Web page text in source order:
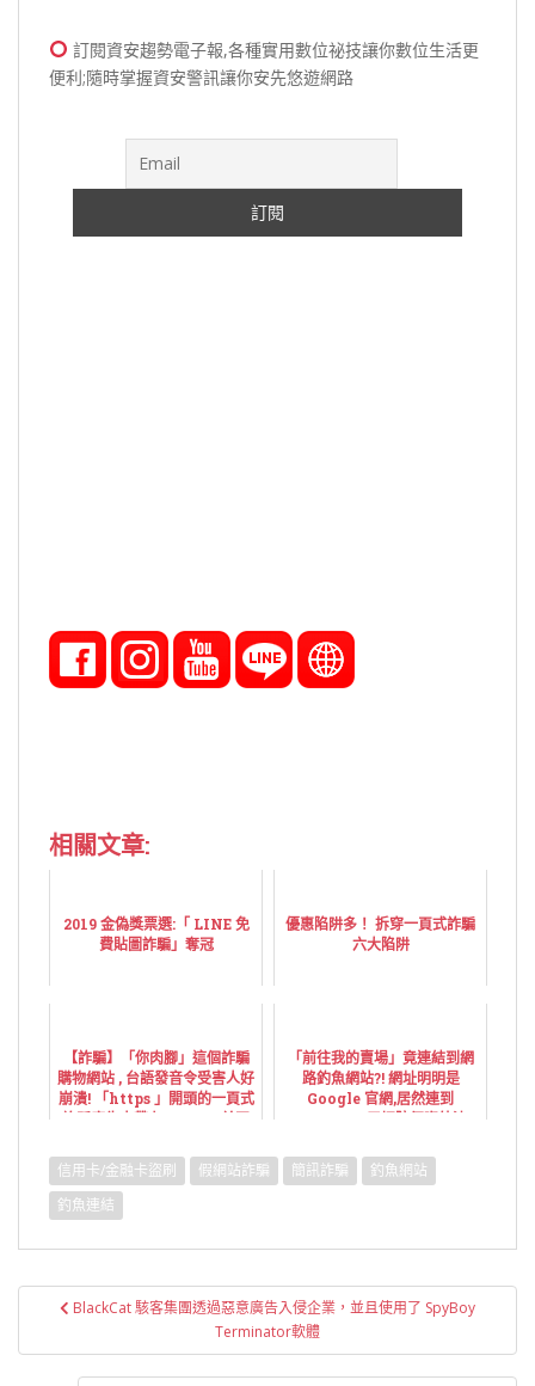
訂閱資安趨勢電子報,各種實用數位祕技讓你數位生活更
便利;隨時掌握資安警訊讓你安先悠遊網路
相關文章:
2019 金偽獎票選:「 LINE 免
費貼圖詐騙」奪冠
優惠陷阱多！ 拆穿一頁式詐騙
六大陷阱
【詐騙】「你肉腳」這個詐騙
購物網站 , 台語發音令受害人好
崩潰! 「https 」開頭的一頁式
詐騙廣告夾帶在 Yahoo 首頁
「前往我的賣場」竟連結到網
路釣魚網站?! 網址明明是
Google 官網,居然連到
Yahoo!?...五招防個資外洩
信用卡/金融卡盜刷 假網站詐騙 簡訊詐騙
釣魚網站
釣魚連結
文
導
BlackCat 駭客集團透過惡意廣告入侵企業，並且使用了 SpyBoy
Terminator軟體